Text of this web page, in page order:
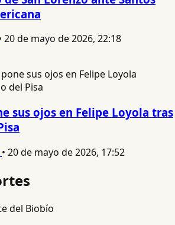
20 de mayo de 2026, 22:18
sus ojos en Felipe Loyola tras
• 20 de mayo de 2026, 17:52
del Biobío